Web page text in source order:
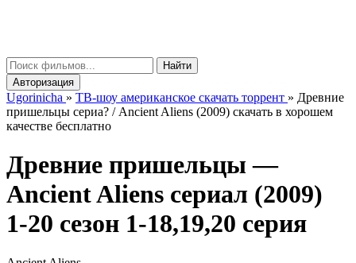
Найти
Авторизация
Ugorinicha » ТВ-шоу американское скачать торрент » Древние
пришельцы сериа? / Ancient Aliens (2009) скачать в хорошем
качестве бесплатно
Древние пришельцы —
Ancient Aliens сериал (2009)
1-20 сезон 1-18,19,20 серия